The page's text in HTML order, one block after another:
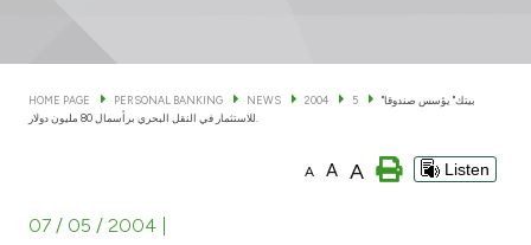
Cards
Banking Tiers
HOME PAGE PERSONAL BANKING NEWS 2004 5
"بيتك" يؤسس صندوقا
A A A Listen
07 / 05 / 2004